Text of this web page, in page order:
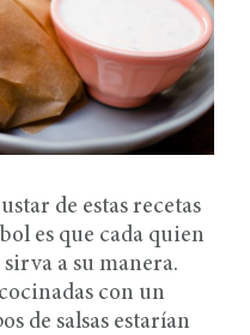
de estas recetas
es que cada quien
sirva a su manera.
cocinadas con un
de salsas estarían